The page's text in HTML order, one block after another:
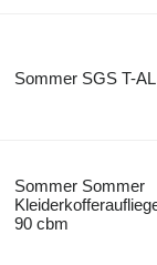
Sommer SGS T-AL
Sommer Sommer
90 cbm